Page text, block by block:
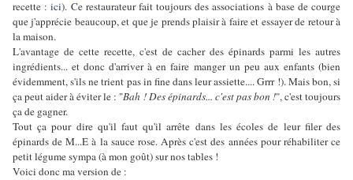
recette :ici). Ce restaurateur fait toujours des associations à base de courge
que j'apprécie beaucoup, et que je prends plaisir à faire et essayer de retour à
la maison.
L'avantage de cette recette, c'est de cacher des épinards parmi les autres
ingrédients... et donc d'arriver à en faire manger un peu aux enfants (bien
évidemment, s'ils ne trient pas in fine dans leur assiette.... Grrr !). Mais bon, si
ça peut aider à éviter le : "Bah ! Des épinards... c'est pas bon !", c'est toujours
ça de gagner.
Tout ça pour dire qu'il faut qu'il arrête dans les écoles de leur filer des
épinards de M...E à la sauce rose. Après c'est des années pour réhabiliter ce
petit légume sympa (à mon goût) sur nos tables !
Voici donc ma version de :